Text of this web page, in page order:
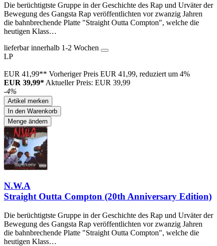
Die berüchtigtste Gruppe in der Geschichte des Rap und Urväter der
Bewegung des Gangsta Rap veröffentlichten vor zwanzig Jahren
die bahnbrechende Platte "Straight Outta Compton", welche die
heutigen Klass…
lieferbar innerhalb 1-2 Wochen
LP
EUR 41,99** Vorheriger Preis EUR 41,99, reduziert um 4%
EUR 39,99* Aktueller Preis: EUR 39,99
-4%
Artikel merken
In den Warenkorb
Menge ändern
N.W.A
Straight Outta Compton (20th Anniversary Edition)
Die berüchtigtste Gruppe in der Geschichte des Rap und Urväter der
Bewegung des Gangsta Rap veröffentlichten vor zwanzig Jahren
die bahnbrechende Platte "Straight Outta Compton", welche die
heutigen Klass…